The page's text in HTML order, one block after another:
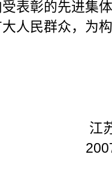
表彰的先进集
人民群众，为
江